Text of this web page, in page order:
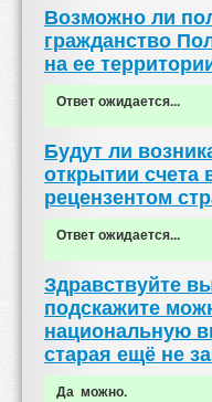
Возможно ли
гражданство
на ее
Ответ ожидается...
Будут ли
открытии счета
рецензентом
Ответ ожидается...
Здравствуйте
подскажите
национальную
старая ещё не
Да можно.